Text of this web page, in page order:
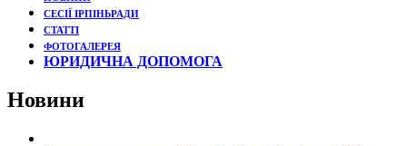
СЕСІЇ ІРПІНЬРАДИ
СТАТТІ
ФОТОГАЛЕРЕЯ
ЮРИДИЧНА ДОПОМОГА
Новини